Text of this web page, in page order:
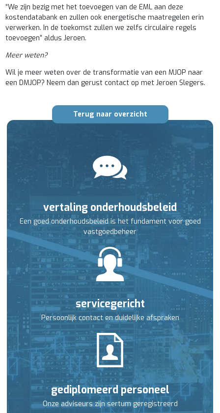
“We zijn bezig met het toevoegen van de EML aan deze
kostendatabank en zullen ook energetische maatregelen erin
verwerken. In de toekomst zullen we zelfs circulaire regels
toevoegen” aldus Jeroen.
Meer weten?
Wil je meer weten over de transformatie van een MJOP naar
een DMJOP? Neem dan gerust contact op met Jeroen Slegers.
Terug naar overzicht
vertaling onderhoudsbeleid
Een goed onderhoudsbeleid is het fundament voor goed
vastgoedbeheer
servicegericht
Persoonlijk contact en duidelijke afspraken
gediplomeerd personeel
Onze adviseurs zijn sertum geregistreerd